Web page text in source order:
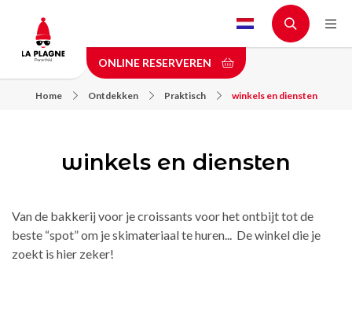
main
content
ONLINE RESERVEREN
Home Ontdekken Praktisch winkels en diensten
winkels en diensten
Van de bakkerij voor je croissants voor het ontbijt tot de
beste “spot” om je skimateriaal te huren... De winkel die je
zoekt is hier zeker!